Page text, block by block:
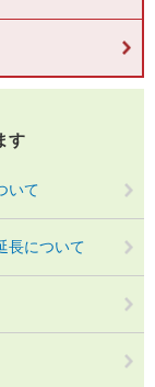
す
いて
長について